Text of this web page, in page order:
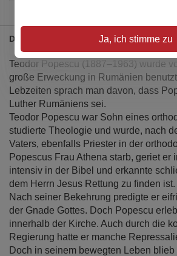
Details
Teodor Popescu (1887–1963) wurde
große Erweckung in Rumänien
Lebzeiten sprach man davon, dass
Luther Rumäniens sei.
Teodor Popescu war Sohn eines
studierte Theologie und wurde, nach
Vaters, ebenfalls Priester in der
Popescus Frau Athena starb, geriet er
intensiv in der Bibel und erkannte
dem Herrn Jesus Rettung zu finden ist.
Nach seiner Bekehrung predigte er
der Gnade Gottes. Doch Popescu
innerhalb der Kirche. Auch durch die
Regierung hatte er manche
Doch in seinem bewegten Leben
Ja, ich stimme zu